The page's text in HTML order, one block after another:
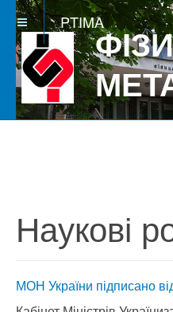
PTIMA
Наукові
МОН України підписано